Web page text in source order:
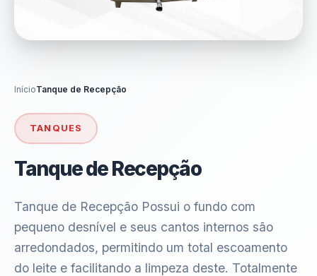
InícioTanque de Recepção
TANQUES
Tanque de Recepção
Tanque de Recepção Possui o fundo com
pequeno desnível e seus cantos internos são
arredondados, permitindo um total escoamento
do leite e facilitando a limpeza deste. Totalmente